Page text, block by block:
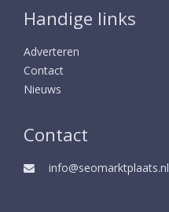
Handige links
Adverteren
Contact
Nieuws
Contact
info@seomarktplaats.nl